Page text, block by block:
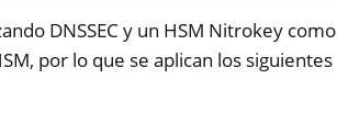
DNSSEC y un HSM Nitrokey como
por lo que se aplican los siguientes